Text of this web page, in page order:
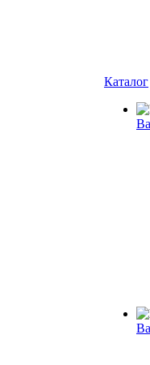
Каталог